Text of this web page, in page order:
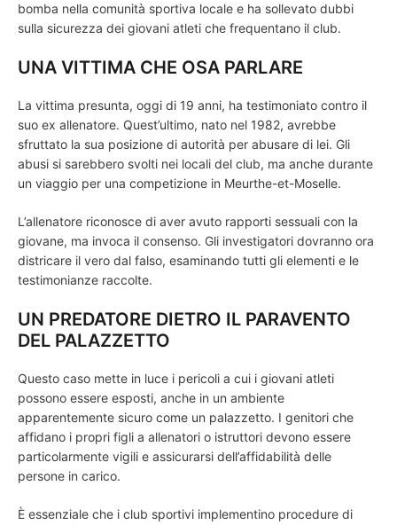
bomba nella comunità sportiva locale e ha sollevato dubbi
sulla sicurezza dei giovani atleti che frequentano il club.
UNA VITTIMA CHE OSA PARLARE
La vittima presunta, oggi di 19 anni, ha testimoniato contro il
suo ex allenatore. Quest’ultimo, nato nel 1982, avrebbe
sfruttato la sua posizione di autorità per abusare di lei. Gli
abusi si sarebbero svolti nei locali del club, ma anche durante
un viaggio per una competizione in Meurthe-et-Moselle.
L’allenatore riconosce di aver avuto rapporti sessuali con la
giovane, ma invoca il consenso. Gli investigatori dovranno ora
districare il vero dal falso, esaminando tutti gli elementi e le
testimonianze raccolte.
UN PREDATORE DIETRO IL PARAVENTO
DEL PALAZZETTO
Questo caso mette in luce i pericoli a cui i giovani atleti
possono essere esposti, anche in un ambiente
apparentemente sicuro come un palazzetto. I genitori che
affidano i propri figli a allenatori o istruttori devono essere
particolarmente vigili e assicurarsi dell’affidabilità delle
persone in carico.
È essenziale che i club sportivi implementino procedure di